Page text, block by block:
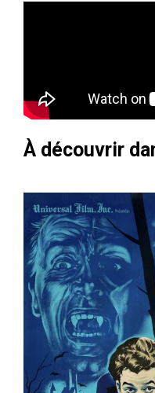
À découvrir